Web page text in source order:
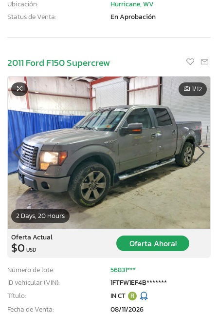
Ubicación:
Hurricane, WV
Status de Venta:
En Aprobación
2011 Ford F150 Supercrew
2 Days, 20 Hours
1/12
Oferta Actual
$0 USD
Oferta Ahora!
Número de lote:
56831***
ID vehicular (VIN):
1FTFW1EF4B*******
Título:
IN CT R
Fecha de Venta:
08/11/2026